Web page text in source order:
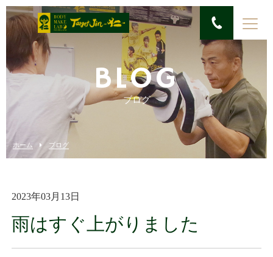
BLOG
ブログ
ホーム ブログ
2023年03月13日
雨はすぐ上がりました